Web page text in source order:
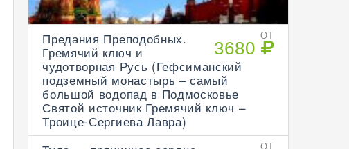
ОТ
3680
Предания Преподобных.
Гремячий ключ и
чудотворная Русь (Гефсиманский
подземный монастырь – самый
большой водопад в Подмосковье
Святой источник Гремячий ключ –
Троице-Сергиева Лавра)
ОТ